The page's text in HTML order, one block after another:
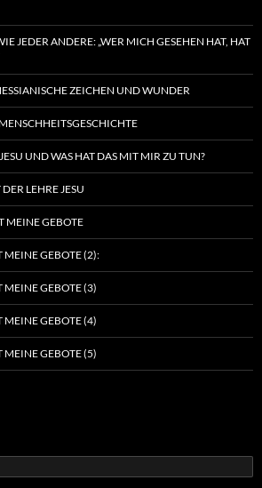
JEDER ANDERE: „WER MICH GESEHEN HAT, HAT
ZEICHEN UND WUNDER
UND WAS HAT DAS MIT MIR ZU TUN?
LEHRE JESU
MEINE GEBOTE
MEINE GEBOTE (2):
MEINE GEBOTE (3)
MEINE GEBOTE (4)
MEINE GEBOTE (5)